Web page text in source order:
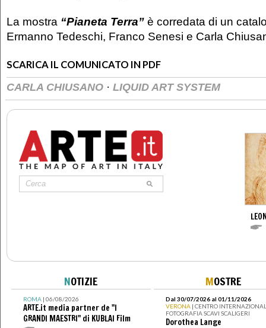
La mostra “Pianeta Terra” è corredata di un
Ermanno Tedeschi, Franco Senesi e Carla
SCARICA IL COMUNICATO IN PDF
CARLA CHIUSANO · LIQUID ART SYSTEM
NOTIZIE
ROMA| 06/08/2026
ARTE.it media partner de "I
GRANDI MAESTRI" di KUBLAI Film
MOSTRE
Dal 30/07/2026 al 01/11/2026
VERONA | CENTRO
FOTOGRAFIA SCAVI SCALIGERI
Dorothea Lange